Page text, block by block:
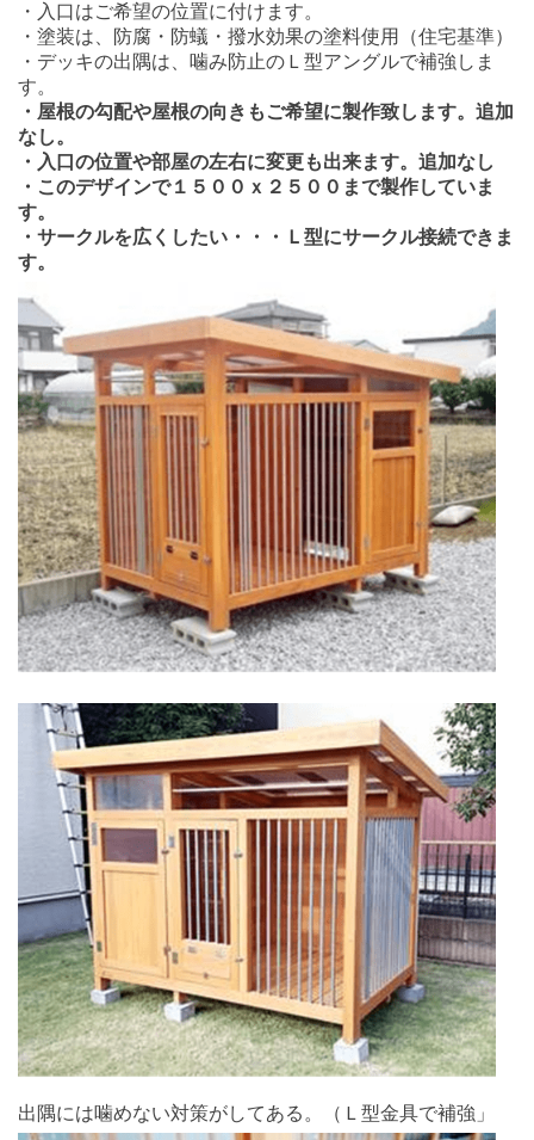
・入口はご希望の位置に付けます。
・塗装は、防腐・防蟻・撥水効果の塗料使用（住宅基準）
・デッキの出隅は、噛み防止のＬ型アングルで補強しま
す。
・屋根の勾配や屋根の向きもご希望に製作致します。追加
なし。
・入口の位置や部屋の左右に変更も出来ます。追加なし
・このデザインで１５００ｘ２５００まで製作していま
す。
・サークルを広くしたい・・・Ｌ型にサークル接続できま
す。
出隅には噛めない対策がしてある。（Ｌ型金具で補強」